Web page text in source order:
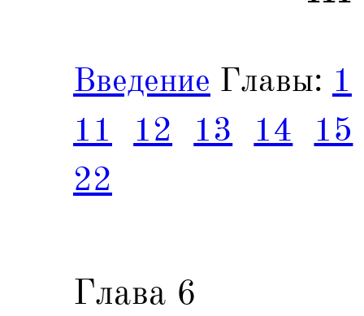
Введение Главы: 1
11
12 13 14
15
22
Глава 6